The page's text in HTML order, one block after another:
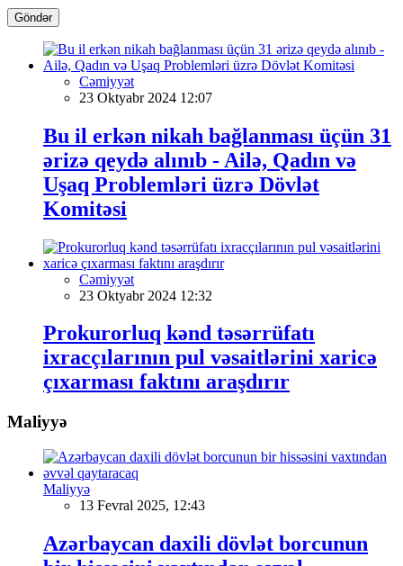
Göndər
Cəmiyyət
23 Oktyabr 2024 12:07
Bu il erkən nikah bağlanması üçün 31
ərizə qeydə alınıb - Ailə, Qadın və
Uşaq Problemləri üzrə Dövlət
Komitəsi
Cəmiyyət
23 Oktyabr 2024 12:32
Prokurorluq kənd təsərrüfatı
ixracçılarının pul vəsaitlərini xaricə
çıxarması faktını araşdırır
Maliyyə
Maliyyə
13 Fevral 2025, 12:43
Azərbaycan daxili dövlət borcunun